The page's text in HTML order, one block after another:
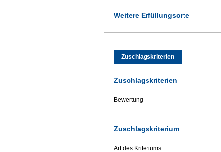
Weitere Erfüllungsorte
Zuschlagskriterien
Zuschlagskriterien
Bewertung
Zuschlagskriterium
Art des Kriteriums